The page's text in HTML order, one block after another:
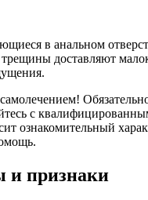
в анальном
трещины доставляют
с
ознакомительный
признаки